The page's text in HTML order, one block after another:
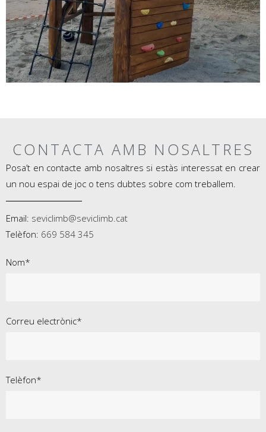
CONTACTA AMB NOSALTRES
Posa’t en contacte amb nosaltres si estàs interessat en crear
un nou espai de joc o tens dubtes sobre com treballem.
Email: seviclimb@seviclimb.cat
Telèfon: 669 584 345
Nom*
Correu electrònic*
Telèfon*